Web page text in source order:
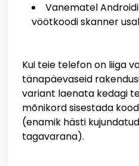
Vanematel
vöötkoodi skanner
Kui teie telefon on liiga
tänapäevaseid
variant laenata kedagi
mõnikord sisestada
(enamik hästi
tagavarana).